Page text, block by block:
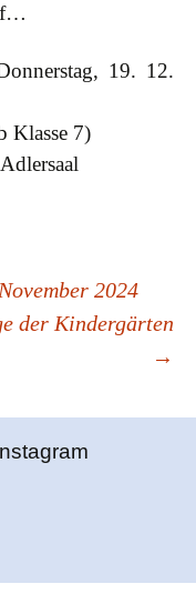
19. 12.
Klasse 7)
2024
der Kindergärten
→